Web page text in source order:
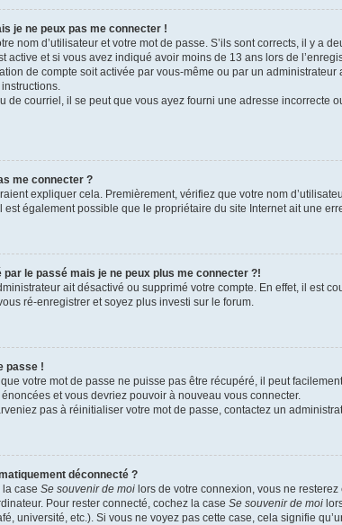
je ne peux pas me connecter !
nom d’utilisateur et votre mot de passe. S’ils sont corrects, il y a
active et si vous avez indiqué avoir moins de 13 ans lors de
de compte soit activée par vous-même ou par un
de courriel, il se peut que vous ayez fourni une adresse
me connecter ?
expliquer cela. Premièrement, vérifiez que votre nom
est également possible que le propriétaire du site Internet ait une
le passé mais je ne peux plus me connecter ?!
ait désactivé ou supprimé votre compte. En effet, il est
ré-enregistrer et soyez plus investi sur le forum.
passe !
votre mot de passe ne puisse pas être récupéré, il peut
et vous devriez pouvoir à nouveau vous connecter.
pas à réinitialiser votre mot de passe, contactez un
déconnecté ?
case Se souvenir de moi lors de votre connexion, vous ne
Pour rester connecté, cochez la case Se souvenir de moi
université, etc.). Si vous ne voyez pas cette case, cela signifie